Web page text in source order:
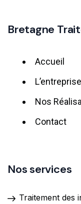
Bretagne
Accueil
L’entreprise
Nos
Contact
Nos services
Traitement des